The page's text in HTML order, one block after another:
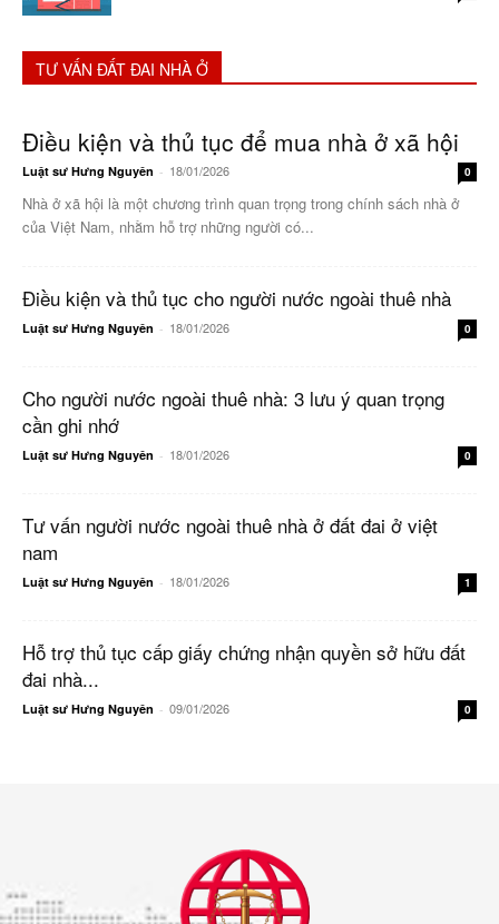
TƯ VẤN ĐẤT ĐAI NHÀ Ở
Điều kiện và thủ tục để mua nhà ở xã hội
Luật sư Hưng Nguyên - 18/01/2026 0
Nhà ở xã hội là một chương trình quan trọng trong chính sách nhà ở
của Việt Nam, nhằm hỗ trợ những người có...
Điều kiện và thủ tục cho người nước ngoài thuê nhà
Luật sư Hưng Nguyên - 18/01/2026 0
Cho người nước ngoài thuê nhà: 3 lưu ý quan trọng
cần ghi nhớ
Luật sư Hưng Nguyên - 18/01/2026 0
Tư vấn người nước ngoài thuê nhà ở đất đai ở việt
nam
Luật sư Hưng Nguyên - 18/01/2026 1
Hỗ trợ thủ tục cấp giấy chứng nhận quyền sở hữu đất
đai nhà...
Luật sư Hưng Nguyên - 09/01/2026 0